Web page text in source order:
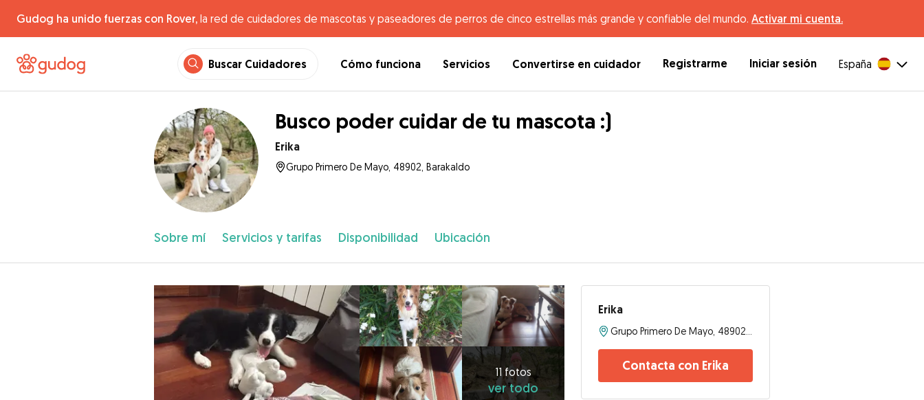
Gudog ha unido fuerzas con Rover, la red de cuidadores de mascotas y paseadores de perros de cinco estrellas más grande y confiable del mundo. Activar mi cuenta.
Buscar Cuidadores Cómo funciona Servicios Convertirse en cuidador Registrarme Iniciar sesión España
Busco poder cuidar de tu mascota :)
Erika
Grupo Primero De Mayo, 48902, Barakaldo
Sobre mí Servicios y tarifas Disponibilidad Ubicación
11 fotos
ver todo
Erika
Contacta con Erika